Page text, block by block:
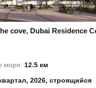
cove, Dubai Residence
моря: 12.5 км
2026, строящийся